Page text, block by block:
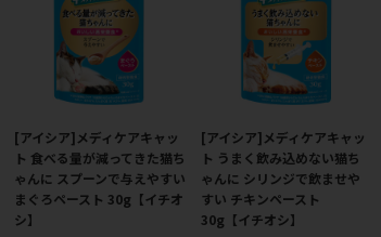
[アイシア]メディケアキャッ
ト 食べる量が減ってきた猫ち
ゃんに スプーンで与えやすい
まぐろペースト 30g【イチオ
シ】
[アイシア]メディケアキャッ
ト うまく飲み込めない猫ち
ゃんに シリンジで飲ませや
すい チキンペースト
30g【イチオシ】